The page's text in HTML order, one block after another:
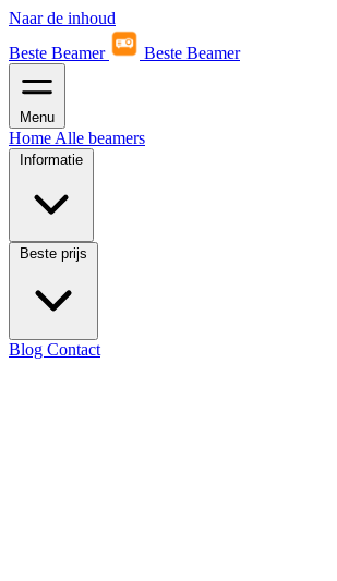
Naar de inhoud
Beste Beamer
Beste Beamer
Menu
Home Alle beamers
Informatie
Beste prijs
Blog Contact